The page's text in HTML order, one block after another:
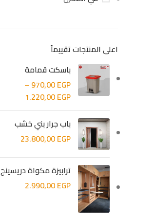
اعلى المنتجات تقييماً
باسكت قمامة
970,00EGP
–
1.220,00EGP
باب جرار بني خشب
23.800,00EGP
ترابيزة مكواة دريسينج
2.990,00EGP